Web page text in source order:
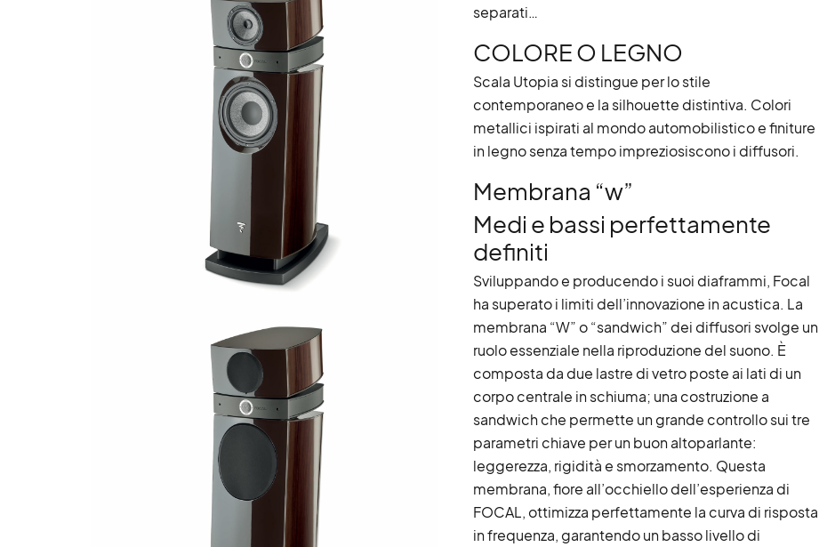
separati…
COLORE O LEGNO
Scala Utopia si distingue per lo stile
contemporaneo e la silhouette distintiva. Colori
metallici ispirati al mondo automobilistico e finiture
in legno senza tempo impreziosiscono i diffusori.
Membrana “w”
Medi e bassi perfettamente
definiti
Sviluppando e producendo i suoi diaframmi, Focal
ha superato i limiti dell’innovazione in acustica. La
membrana “W” o “sandwich” dei diffusori svolge un
ruolo essenziale nella riproduzione del suono. È
composta da due lastre di vetro poste ai lati di un
corpo centrale in schiuma; una costruzione a
sandwich che permette un grande controllo sui tre
parametri chiave per un buon altoparlante:
leggerezza, rigidità e smorzamento. Questa
membrana, fiore all’occhiello dell’esperienza di
FOCAL, ottimizza perfettamente la curva di risposta
in frequenza, garantendo un basso livello di